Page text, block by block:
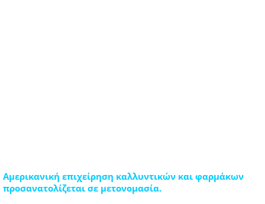
Αμερικανική επιχείρηση καλλυντικών και φαρμάκων
προσανατολίζεται σε μετονομασία.